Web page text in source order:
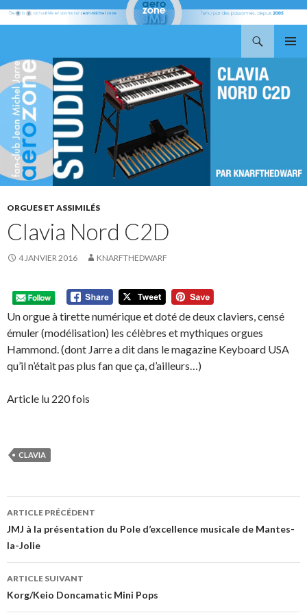
AU
CONTENU
ORGUES ET ASSIMILÉS
Clavia Nord C2D
4 JANVIER 2016 KNARFTHEDWARF
Un orgue à tirette numérique et doté de deux claviers, censé
émuler (modélisation) les célèbres et mythiques orgues
Hammond. (dont Jarre a dit dans le magazine Keyboard USA
qu’il n’était pas plus fan que ça, d’ailleurs…)
Article lu 220 fois
CLAVIA
Navigation
des
articles
ARTICLE PRÉCÉDENT
JMJ à la présentation du Pole d’excellence musicale de Mantes-
la-Jolie
ARTICLE SUIVANT
Korg/Keio Doncamatic Mini Pops